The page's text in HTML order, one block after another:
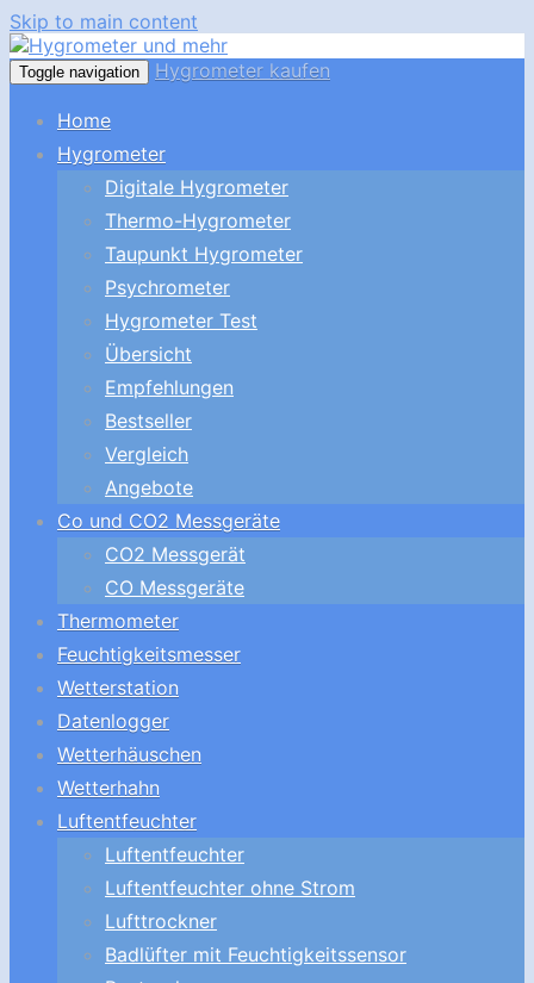
Skip to main content
Toggle navigation Hygrometer kaufen
Home
Hygrometer
Digitale Hygrometer
Thermo-Hygrometer
Taupunkt Hygrometer
Psychrometer
Hygrometer Test
Übersicht
Empfehlungen
Bestseller
Vergleich
Angebote
Co und CO2 Messgeräte
CO2 Messgerät
CO Messgeräte
Thermometer
Feuchtigkeitsmesser
Wetterstation
Datenlogger
Wetterhäuschen
Wetterhahn
Luftentfeuchter
Luftentfeuchter
Luftentfeuchter ohne Strom
Lufttrockner
Badlüfter mit Feuchtigkeitssensor